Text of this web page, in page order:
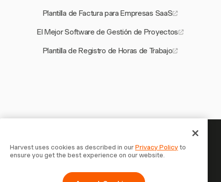
Plantilla de Factura para Empresas SaaS
El Mejor Software de Gestión de Proyectos
Plantilla de Registro de Horas de Trabajo
Tu tiempo merece ser registrado —
empieza ahora
Únete a más de 70.000 empresas que registran tiempo,
Harvest uses cookies as described in ourPrivacy Policyto
ensure you get the best experience on our website.